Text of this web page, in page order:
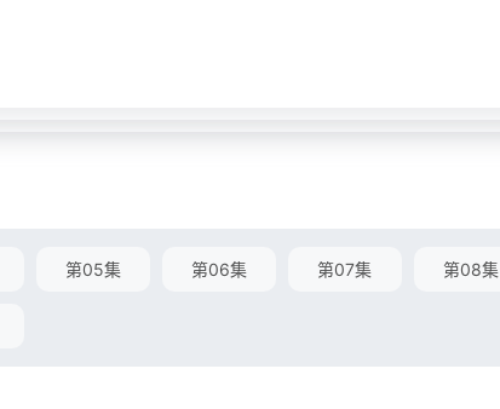
第05集 第06集 第07集 第08集